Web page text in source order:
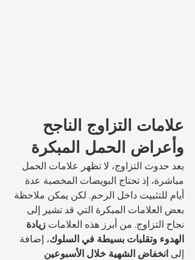
علامات التزاوج الناجح
وأعراض الحمل المبكرة
بعد حدوث التزاوج، لا تظهر علامات الحمل
مباشرة، إذ تحتاج البويضات المخصبة عدة
أيام للتثبيت داخل الرحم. لكن يمكن ملاحظة
بعض العلامات المبكرة التي قد تشير إلى
نجاح التزاوج. من أبرز هذه العلامات زيادة
الهدوء وتقلبات بسيطة في السلوك، إضافة
إلى انخفاض الشهية خلال الأسبوعين